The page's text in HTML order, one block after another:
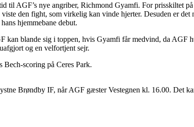
til AGF’s nye angriber, Richmond Gyamfi. For prisskiltet
den fight, som virkelig kan vinde hjerter. Desuden er
hjemmebane debut.
kan blande sig i toppen, hvis Gyamfi får medvind, da AGF
og en velfortjent sejr.
Brøndby IF, når AGF gæster Vestegnen kl. 16.00. Det